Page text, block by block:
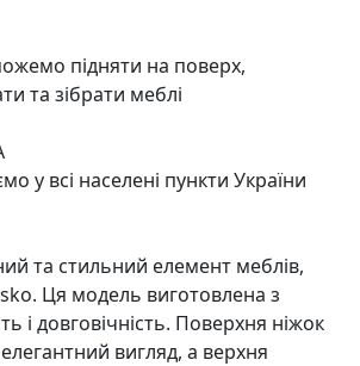
підняти на поверх,
та зібрати меблі
у всі населені пункти України
та стильний елемент меблів,
Ця модель виготовлена з
і довговічність. Поверхня ніжок
вигляд, а верхня